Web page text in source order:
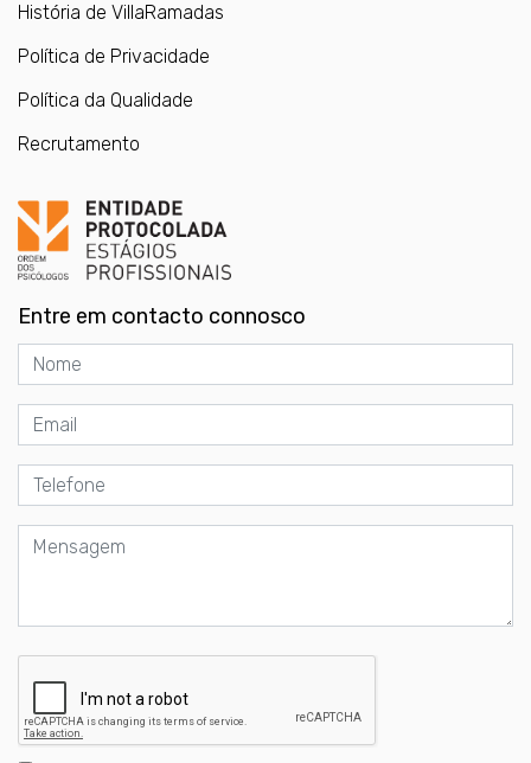
História de VillaRamadas
Política de Privacidade
Política da Qualidade
Recrutamento
Entre em contacto connosco